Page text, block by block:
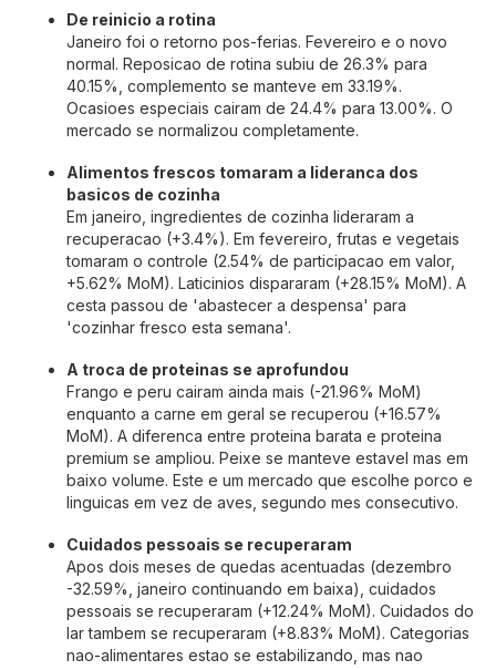
De reinicio a rotina
Janeiro foi o retorno pos-ferias. Fevereiro e o novo
normal. Reposicao de rotina subiu de 26.3% para
40.15%, complemento se manteve em 33.19%.
Ocasioes especiais cairam de 24.4% para 13.00%. O
mercado se normalizou completamente.
Alimentos frescos tomaram a lideranca dos
basicos de cozinha
Em janeiro, ingredientes de cozinha lideraram a
recuperacao (+3.4%). Em fevereiro, frutas e vegetais
tomaram o controle (2.54% de participacao em valor,
+5.62% MoM). Laticinios dispararam (+28.15% MoM). A
cesta passou de 'abastecer a despensa' para
'cozinhar fresco esta semana'.
A troca de proteinas se aprofundou
Frango e peru cairam ainda mais (-21.96% MoM)
enquanto a carne em geral se recuperou (+16.57%
MoM). A diferenca entre proteina barata e proteina
premium se ampliou. Peixe se manteve estavel mas em
baixo volume. Este e um mercado que escolhe porco e
linguicas em vez de aves, segundo mes consecutivo.
Cuidados pessoais se recuperaram
Apos dois meses de quedas acentuadas (dezembro
-32.59%, janeiro continuando em baixa), cuidados
pessoais se recuperaram (+12.24% MoM). Cuidados do
lar tambem se recuperaram (+8.83% MoM). Categorias
nao-alimentares estao se estabilizando, mas nao